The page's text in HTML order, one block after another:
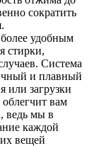
сократить
удобным
стирки,
Система
и плавный
или загрузки
вам
ведь мы в
каждой
вещей